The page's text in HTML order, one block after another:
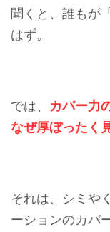
聞くと、誰もが
はず。
では、 カバー力
なぜ厚ぼったく
それは、シミや
ーションのカバ